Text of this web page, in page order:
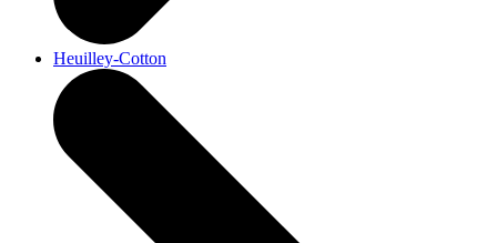
Heuilley-Cotton